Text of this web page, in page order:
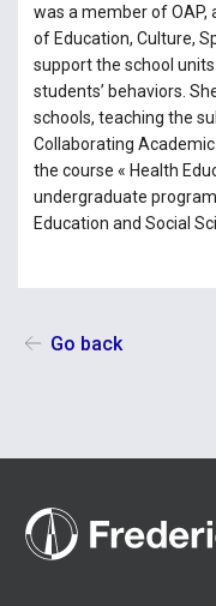
was a member of
of Education, Culture,
support the school
students’ behaviors.
schools, teaching the
Collaborating
the course « Health
undergraduate
Education and Social
Go back